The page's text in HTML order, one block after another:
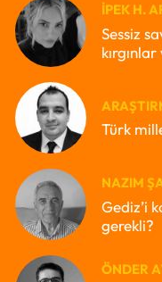
İPEK H.
Sessiz
Türk
NAZIM
Gediz’i
gerekli?
ÖNDER